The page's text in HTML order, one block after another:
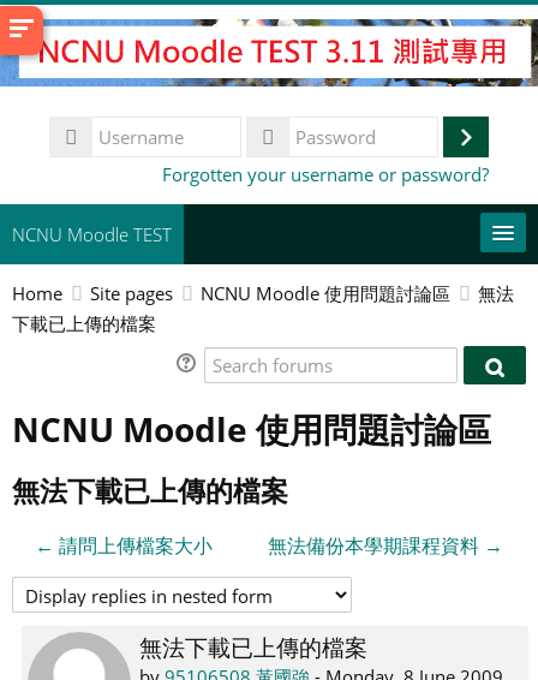
Skip
to
main
Username
Log
Forgotten your username or password?
NCNU Moodle TEST
常用連結
courses
Home Site pages NCNU Moodle 使用問題討論區
無法
下載已上傳的檔案
Search
NCNU Moodle 使用問題討論區
無法下載已上傳的檔案
← 請問上傳檔案大小 無法備份本學期課程資料 →
無法下載已上傳的檔案
Number
of